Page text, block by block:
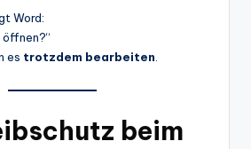
Word:
öffnen?“
es trotzdem bearbeiten
beim